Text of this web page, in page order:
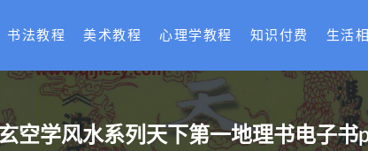
书法教程 美术教程 心理学教程 知识付费 生活
空学风水系列天下第一地理书电子